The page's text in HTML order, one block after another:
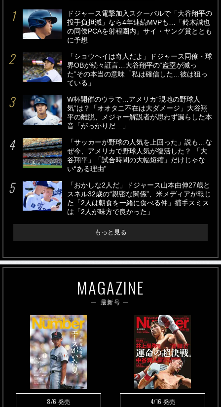
ドジャース電撃加入スクーバルで「大谷翔平の
投手負担減」なら4年連続MVPも…「鈴木誠也
の同僚PCAを射程圏内」サイ・ヤング賞ととも
に予想
「ショウヘイは奇人だよ」ドジャース同僚・球
界OBが続々証言…大谷翔平の“盗塁が減っ
た”その本当の意味「私は確信した…彼は狙っ
ている」
W杯開催のウラで…アメリカ“現地の野球人
気”は？「オオタニ不在は大ダメージ」大谷翔
平の離脱、メジャー解説者が思わず漏らした本
音「がっかりだ…」
「サッカーが野球の人気を上回った」説も…な
ぜ今、アメリカで野球人気が復活した？ 「大
谷翔平」「試合時間の大幅短縮」だけじゃな
い“ある理由”
「おかしな2人だ」ドジャース山本由伸27歳と
スネル32歳の“親密な関係”、米メディアが報じ
た「2人は朝食を一緒に食べる仲」捕手スミス
は「2人が味方で良かった」
もっと見る
MAGAZINE
最新号
8/6 発売 4/16 発売